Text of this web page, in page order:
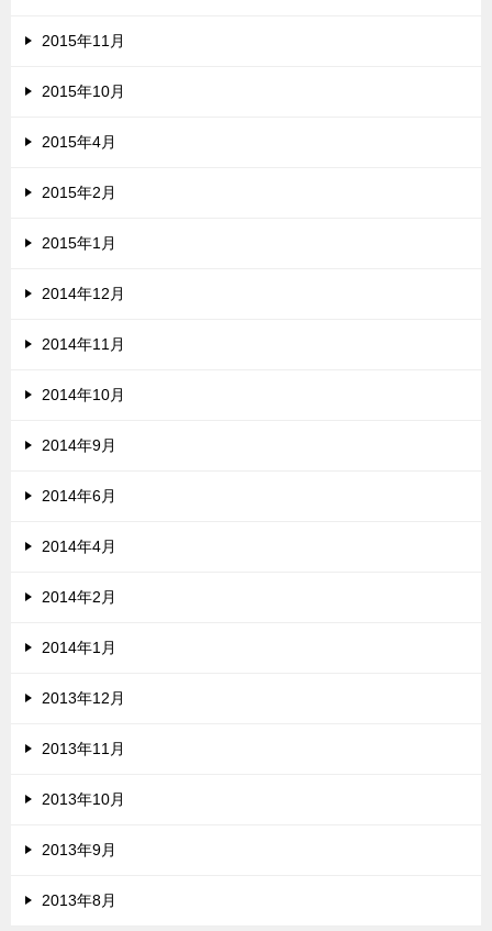
2015年11月
2015年10月
2015年4月
2015年2月
2015年1月
2014年12月
2014年11月
2014年10月
2014年9月
2014年6月
2014年4月
2014年2月
2014年1月
2013年12月
2013年11月
2013年10月
2013年9月
2013年8月